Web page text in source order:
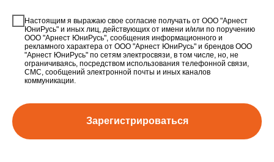
Настоящим я выражаю свое согласие получать от ООО "Арнест
ЮниРусь" и иных лиц, действующих от имени и/или по поручению
ООО "Арнест ЮниРусь", сообщения информационного и
рекламного характера от ООО "Арнест ЮниРусь" и брендов ООО
"Арнест ЮниРусь" по сетям электросвязи, в том числе, но, не
ограничиваясь, посредством использования телефонной связи,
СМС, сообщений электронной почты и иных каналов
коммуникации.
Зарегистрироваться